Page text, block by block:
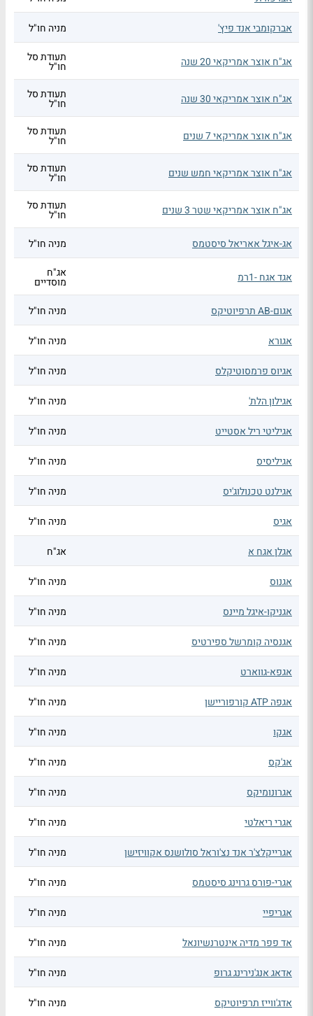
אברקומבי אנד פיץ' מניה חו"ל
אג"ח אוצר אמריקאי 20 שנה תעודת סל
חו"ל
אג"ח אוצר אמריקאי 30 שנה תעודת סל
חו"ל
אג"ח אוצר אמריקאי 7 שנים תעודת סל
חו"ל
אג"ח אוצר אמריקאי חמש שנים תעודת סל
חו"ל
אג"ח אוצר אמריקאי שטר 3 שנים תעודת סל
חו"ל
אג-איגל אאריאל סיסטמס
מניה חו"ל
אגד אגח -1רמ אג"ח
מוסדיים
אגום-AB תרפיוטיקס
מניה חו"ל
אגורא מניה חו"ל
אגיוס פרמסוטיקלס מניה חו"ל
אגילון הלת' מניה חו"ל
אגיליטי ריל אסטייט מניה חו"ל
אגיליסיס מניה חו"ל
אגילנט טכנולוג'יס מניה חו"ל
אגיס מניה חו"ל
אגלן אגח א אג"ח
אגנוס מניה חו"ל
אגניקו-איגל מיינס מניה חו"ל
אגנסיה קומרשל ספירטיס מניה חו"ל
אגפא-גווארט מניה חו"ל
אגפה ATP קורפוריישן מניה חו"ל
אגקו מניה חו"ל
אג'קס מניה חו"ל
אגרונומיקס מניה חו"ל
אגרי ריאלטי מניה חו"ל
אגרייקלצ'ר אנד נצ'וראל סולושנס אקוויזישן מניה חו"ל
אגרי-פורס גרוינג סיסטמס מניה חו"ל
אגריפיי מניה חו"ל
אד פפר מדיה אינטרנשיונאל מניה חו"ל
אדאג אנג'נירינג גרופ מניה חו"ל
אדג'ווייז תרפיוטיקס מניה חו"ל